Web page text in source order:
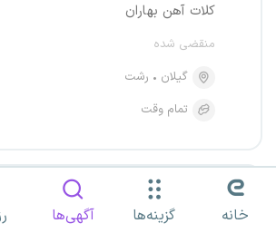
کلات آهن بهاران
منقضی شده
گیلان
رشت
تمام وقت
مسئول فنی
سازگار زیست سبز شمال خانه گزینه‌ها آگهی‌ها